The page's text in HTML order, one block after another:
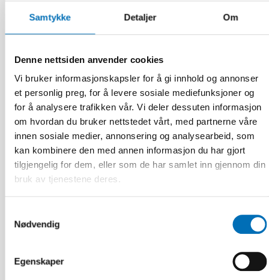
Samtykke Detaljer Om
Denne nettsiden anvender cookies
Vi bruker informasjonskapsler for å gi innhold og annonser
et personlig preg, for å levere sosiale mediefunksjoner og
for å analysere trafikken vår. Vi deler dessuten informasjon
om hvordan du bruker nettstedet vårt, med partnerne våre
innen sosiale medier, annonsering og analysearbeid, som
kan kombinere den med annen informasjon du har gjort
tilgjengelig for dem, eller som de har samlet inn gjennom din
bruk av tjenestene deres.
Nødvendig
Egenskaper
ELDRE VOKSNE
30 aug 2024
Inclusive approaches in age-friendly cities in
focus at the Nordic Day